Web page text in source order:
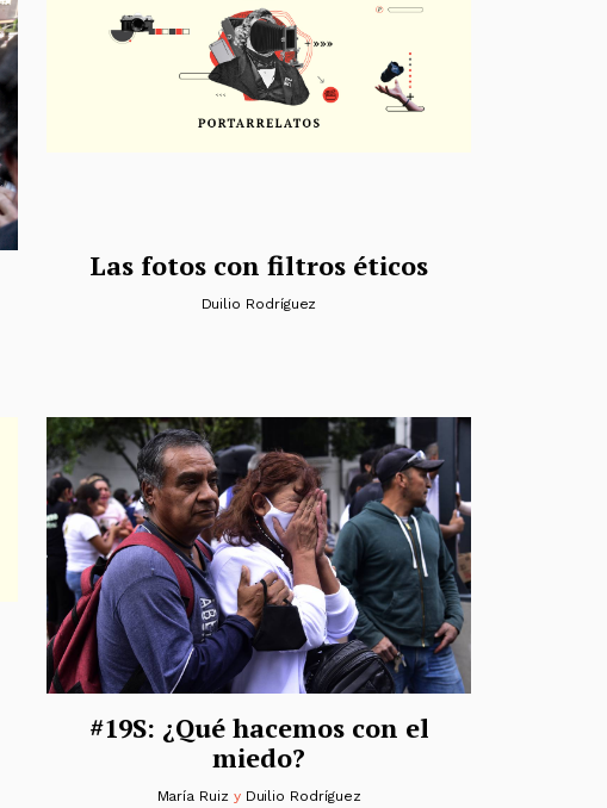
Las fotos con filtros éticos
Duilio Rodríguez
#19S: ¿Qué hacemos con el
miedo?
María Ruiz y Duilio Rodríguez